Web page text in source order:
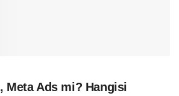
Meta Ads mi? Hangisi